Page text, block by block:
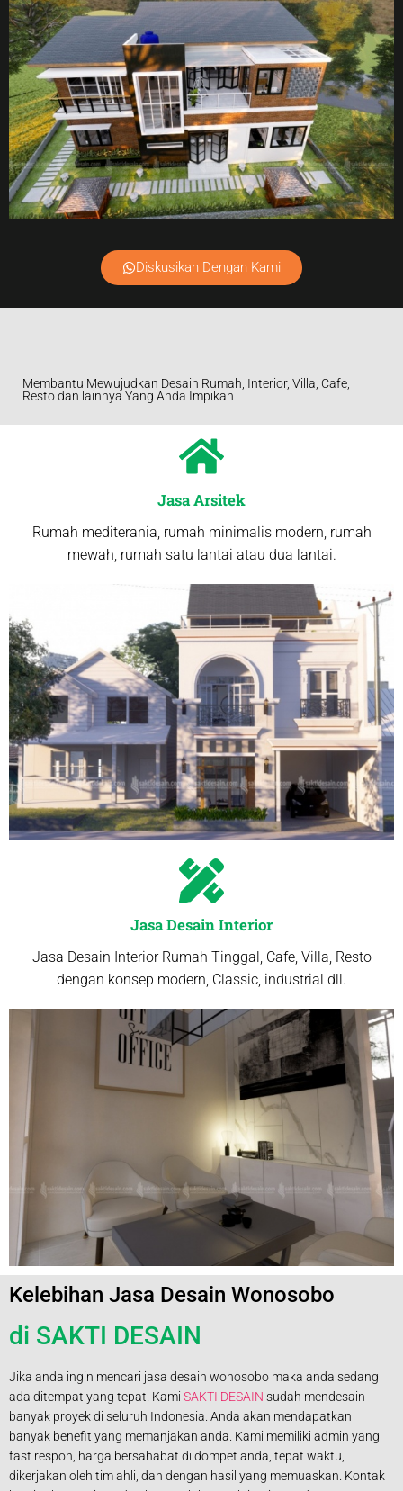
Diskusikan Dengan Kami
Membantu Mewujudkan Desain Rumah, Interior, Villa, Cafe,
Resto dan lainnya Yang Anda Impikan
Jasa Arsitek
Rumah mediterania, rumah minimalis modern, rumah
mewah, rumah satu lantai atau dua lantai.
Jasa Desain Interior
Jasa Desain Interior Rumah Tinggal, Cafe, Villa, Resto
dengan konsep modern, Classic, industrial dll.
Kelebihan Jasa Desain Wonosobo
di SAKTI DESAIN
Jika anda ingin mencari jasa desain wonosobo maka anda sedang
ada ditempat yang tepat. Kami SAKTI DESAIN sudah mendesain
banyak proyek di seluruh Indonesia. Anda akan mendapatkan
banyak benefit yang memanjakan anda. Kami memiliki admin yang
fast respon, harga bersahabat di dompet anda, tepat waktu,
dikerjakan oleh tim ahli, dan dengan hasil yang memuaskan. Kontak